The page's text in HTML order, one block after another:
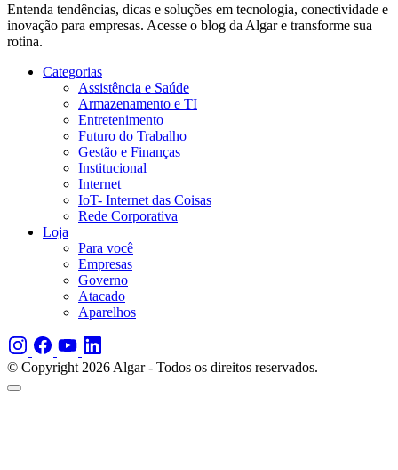
Entenda tendências, dicas e soluções em tecnologia, conectividade e
inovação para empresas. Acesse o blog da Algar e transforme sua
rotina.
Categorias
Assistência e Saúde
Armazenamento e TI
Entretenimento
Futuro do Trabalho
Gestão e Finanças
Institucional
Internet
IoT- Internet das Coisas
Rede Corporativa
Loja
Para você
Empresas
Governo
Atacado
Aparelhos
© Copyright 2026 Algar - Todos os direitos reservados.